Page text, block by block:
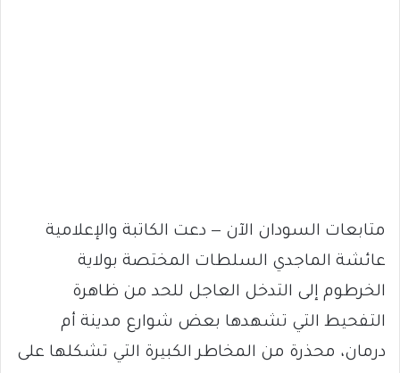
متابعات السودان الآن — دعت الكاتبة والإعلامية
عائشة الماجدي السلطات المختصة بولاية
الخرطوم إلى التدخل العاجل للحد من ظاهرة
التفحيط التي تشهدها بعض شوارع مدينة أم
درمان، محذرة من المخاطر الكبيرة التي تشكلها على